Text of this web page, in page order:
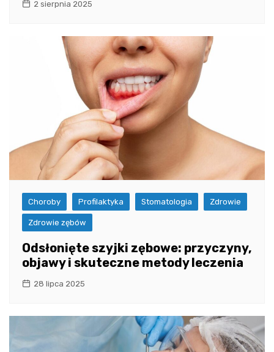
2 sierpnia 2025
Choroby Profilaktyka Stomatologia Zdrowie
Zdrowie zębów
Odsłonięte szyjki zębowe: przyczyny,
objawy i skuteczne metody leczenia
28 lipca 2025